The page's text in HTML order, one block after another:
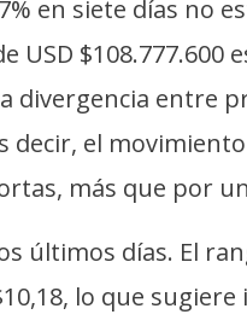
en siete días no
$108.777.600
divergencia entre
el
más que por
últimos días. El
lo que